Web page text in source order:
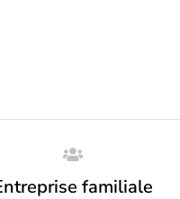
familiale